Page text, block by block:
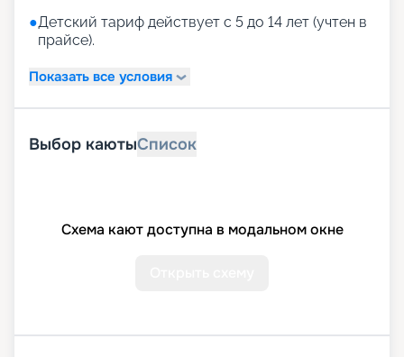
●Детский тариф действует с 5 до 14 лет (учтен в
прайсе).
Показать все условия
Выбор каютыСписок
Схема кают доступна в модальном окне